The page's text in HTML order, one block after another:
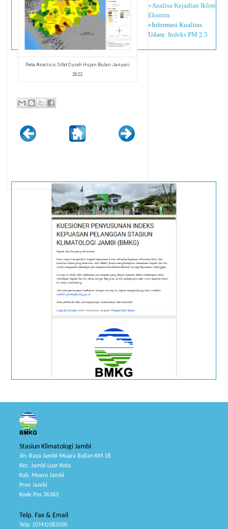
Peta Analisis Sifat Curah Hujan Bulan Januari
2022
»Analisa Kejadian Iklim
Ekstrim
»Informasi Kualitas
Udara: Indeks PM 2.5
Stasiun Klimatologi Jambi
Jln. Raya Jambi-Muara Bulian KM.18
Kec. Jambi Luar Kota
Kab. Muaro Jambi
Prov. Jambi
Kode Pos 36363
Telp. Fax & Email
Telp. (0741)583500